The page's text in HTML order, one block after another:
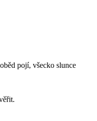
pojí, všecko slunce